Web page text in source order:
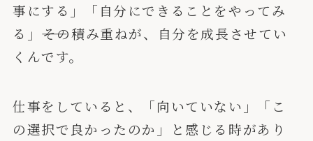
事にする」「自分にできることをやってみ
る」――その積み重ねが、自分を成長させてい
くんです。
仕事をしていると、「向いていない」「こ
の選択で良かったのか」と感じる時があり